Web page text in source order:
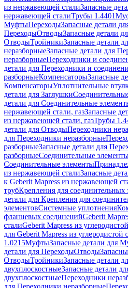
из нержавеющей сталиЗапасные
нержавеющей сталиТрубы 1.4401
МуфтыПереходыЗапасные детали
ПереходыОтводыЗапасные детали
ОтводыТройникиЗапасные детали
неразборныеЗапасные детали для
неразборныеПереходники и
детали для Переходники и
разборныеКомпенсаторыЗапасные
КомпенсаторыУплотнительные
детали для Заглушки
детали для Соединительные
нержавеющей стали, газЗапасные
из нержавеющей стали, газТрубы
детали для ОтводыПереходники
для Переходники неразборные
разборныеЗапасные детали для
разборныеСоединительные
Соединительные элементы
из нержавеющей сталиЗапасные
к Geberit Mapress из нержавеющей
трубКрепления для соединительных
детали для Крепления для
элементовСистемные уплотнения
фланцевых соединенийGeberit
сталиGeberit Mapress из
для Geberit Mapress из углеродистой
1.0215МуфтыЗапасные детали для
детали для ПереходыОтводы
ОтводыТройникиЗапасные детали
двухплоскостныеЗапасные детали
двухплоскостныеПереходники
для Переходники неразборные